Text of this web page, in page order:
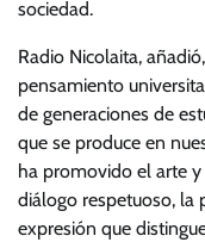
sociedad.
Radio Nicolaita,
pensamiento
de generaciones de
que se produce en
ha promovido el arte
diálogo respetuoso, la
expresión que